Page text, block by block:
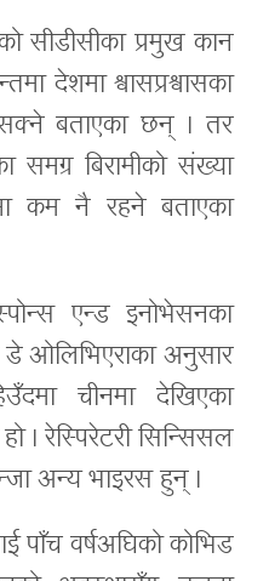
सीडीसीका प्रमुख कान
देशमा श्वासप्रश्वासका
बताएका छन् । तर
समग्र बिरामीको संख्या
कम नै रहने बताएका
एन्ड इनोभेसनका
ओलिभिएराका अनुसार
चीनमा देखिएका
। रेस्पिरेटरी सिन्सिसल
अन्य भाइरस हुन् ।
पाँच वर्षअघिको कोभिड